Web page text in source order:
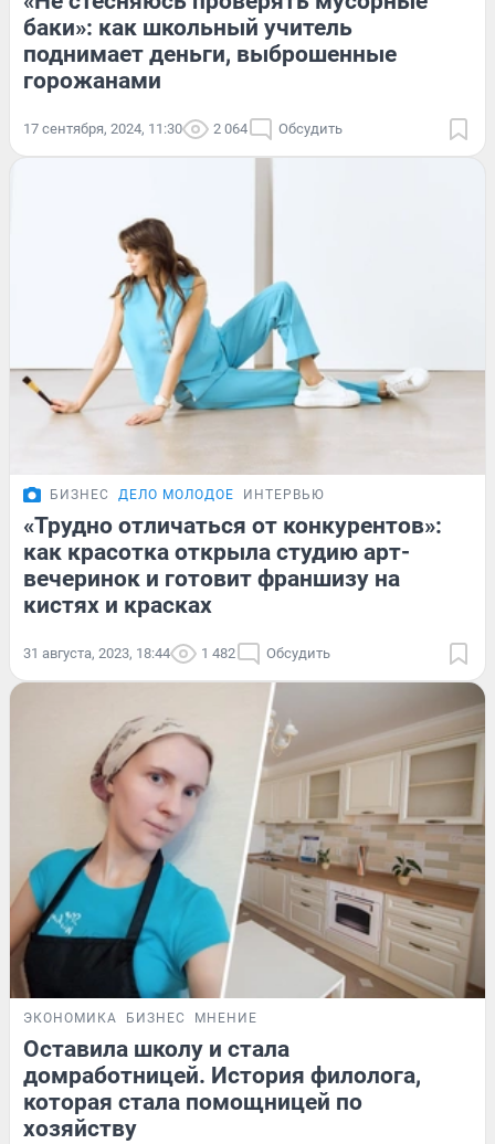
баки»: как школьный учитель
поднимает деньги, выброшенные
горожанами
17 сентября, 2024, 11:30 2 064 Обсудить
БИЗНЕС ДЕЛО МОЛОДОЕ ИНТЕРВЬЮ
«Трудно отличаться от конкурентов»:
как красотка открыла студию арт-
вечеринок и готовит франшизу на
кистях и красках
31 августа, 2023, 18:44 1 482 Обсудить
ЭКОНОМИКА БИЗНЕС МНЕНИЕ
Оставила школу и стала
домработницей. История филолога,
которая стала помощницей по
хозяйству